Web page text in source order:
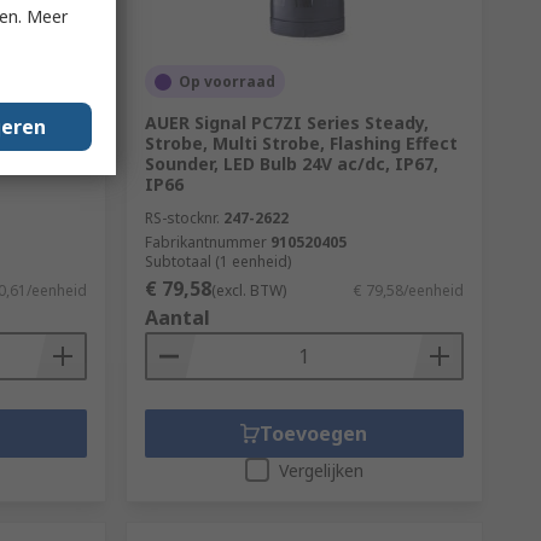
Bulb,
eenheid
Op voorraad
AUER Signal PC7ZI Series Steady,
Strobe, Multi Strobe, Flashing Effect
Sounder, LED Bulb 24V ac/dc, IP67,
IP66
RS-stocknr. 247-2622
Fabrikantnummer 910520405
Subtotaal (1 eenheid)
€ 79,58(excl. BTW) € 79,58/eenheid
Aantal
Toevoegen
Vergelijken
Meer